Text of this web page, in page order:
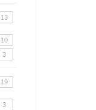
13
10
3
19
3